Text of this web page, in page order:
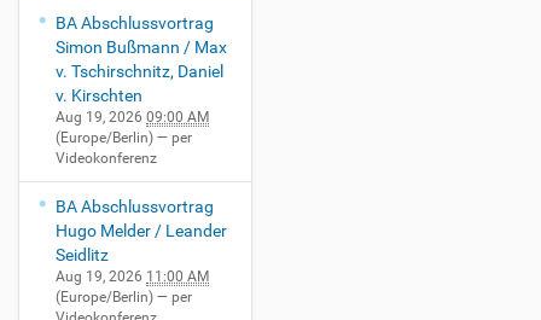
BA Abschlussvortrag
Simon Bußmann / Max
v. Tschirschnitz, Daniel
v. Kirschten
Aug 19, 2026 09:00 AM
(Europe/Berlin) — per
Videokonferenz
BA Abschlussvortrag
Hugo Melder / Leander
Seidlitz
Aug 19, 2026 11:00 AM
(Europe/Berlin) — per